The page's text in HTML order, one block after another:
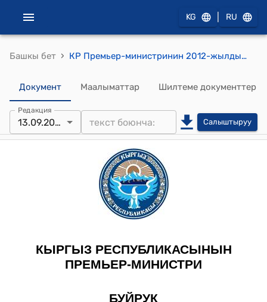
KG RU
Башкы бет › КР Премьер-министринин 2012-жылдын 13-сентябрындагы № 682 (А.Р.Джумабаев жөнүндө) буйругу
Документ Маалыматтар Шилтеме документтер
Редакция
13.09.2012 Салыштыруу